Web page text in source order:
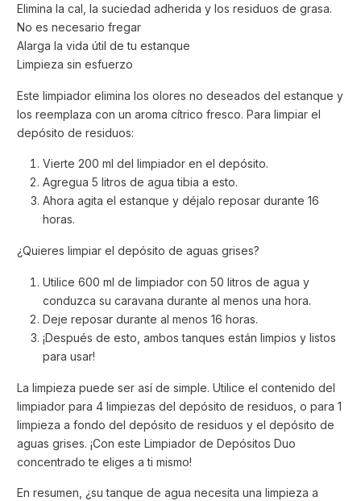
Elimina la cal, la suciedad adherida y los residuos de grasa.
No es necesario fregar
Alarga la vida útil de tu estanque
​Limpieza sin esfuerzo
Este limpiador elimina los olores no deseados del estanque y
los reemplaza con un aroma cítrico fresco. Para limpiar el
depósito de residuos:
Vierte 200 ml del limpiador en el depósito.
Agregua 5 litros de agua tibia a esto.
Ahora agita el estanque y déjalo reposar durante 16
horas.
¿Quieres limpiar el depósito de aguas grises?
Utilice 600 ml de limpiador con 50 litros de agua y
conduzca su caravana durante al menos una hora.
Deje reposar durante al menos 16 horas.
¡Después de esto, ambos tanques están limpios y listos
para usar!
La limpieza puede ser así de simple. Utilice el contenido del
limpiador para 4 limpiezas del depósito de residuos, o para 1
limpieza a fondo del depósito de residuos y el depósito de
aguas grises. ¡Con este Limpiador de Depósitos Duo
concentrado te eliges a ti mismo!
En resumen, ¿su tanque de agua necesita una limpieza a